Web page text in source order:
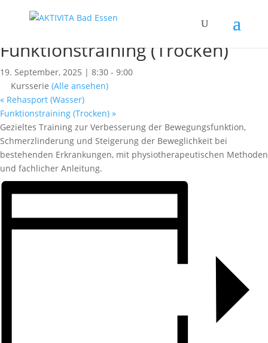
« Alle Kurse
Funktionstraining (Trocken)
19. September, 2025 | 8:30 - 9:00
Kursserie (Alle ansehen)
« Rehasport (Wasser)
Funktionstraining (Trocken) »
Gezieltes Training zur Verbesserung der Bewegungsfunktion,
Schmerzlinderung und Steigerung der Beweglichkeit bei
bestehenden Erkrankungen, mit physiotherapeutischen Methoden
und fachlicher Anleitung.